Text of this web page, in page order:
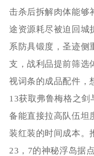
击杀后拆解肉体能够
途资源耗尽被迫回城
系防具锻度，圣迹侧
支，战利品提前筛选
视词条的成品配件，
13获取弗鲁梅格之
备能直接拉高队伍坦
装红装的时间成本。
23，7的神秘浮岛据